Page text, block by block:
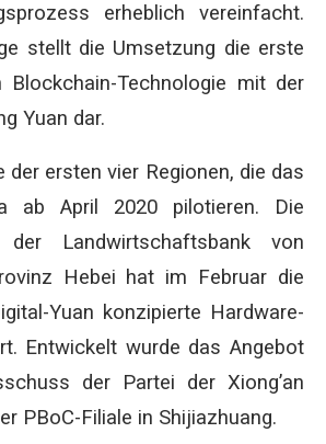
erheblich vereinfacht.
stellt die Umsetzung die erste
Blockchain-Technologie mit der
Yuan dar.
der ersten vier Regionen, die das
ab April 2020 pilotieren. Die
der Landwirtschaftsbank von
Hebei hat im Februar die
Yuan konzipierte Hardware-
Entwickelt wurde das Angebot
der Partei der Xiong’an
PBoC-Filiale in Shijiazhuang.